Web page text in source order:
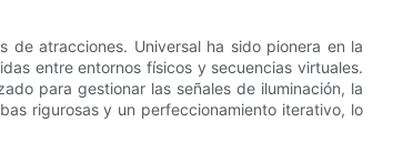
atracciones. Universal ha sido pionera en la
entre entornos físicos y secuencias virtuales.
para gestionar las señales de iluminación, la
rigurosas y un perfeccionamiento iterativo, lo